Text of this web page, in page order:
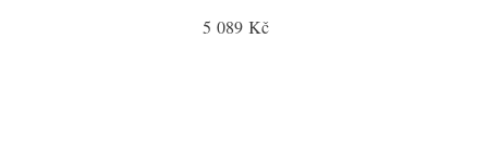
5 089 Kč